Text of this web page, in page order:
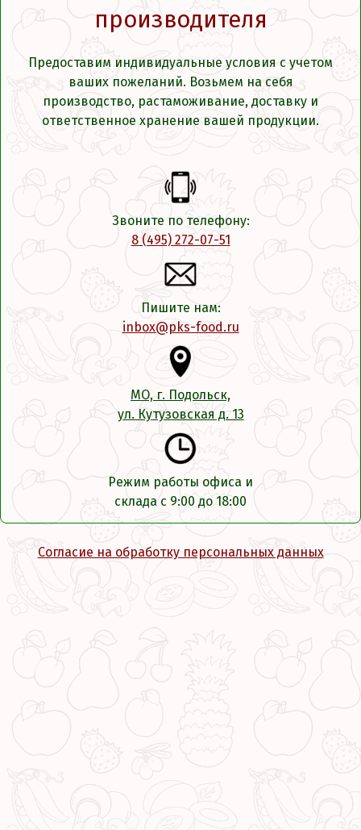
производителя
Предоставим индивидуальные условия с учетом
ваших пожеланий. Возьмем на себя
производство, растаможивание, доставку и
ответственное хранение вашей продукции.
Звоните по телефону:
8 (495) 272-07-51
Пишите нам:
inbox@pks-food.ru
МО, г. Подольск,
ул. Кутузовская д. 13
Режим работы офиса и
склада с 9:00 до 18:00
Согласие на обработку персональных данных